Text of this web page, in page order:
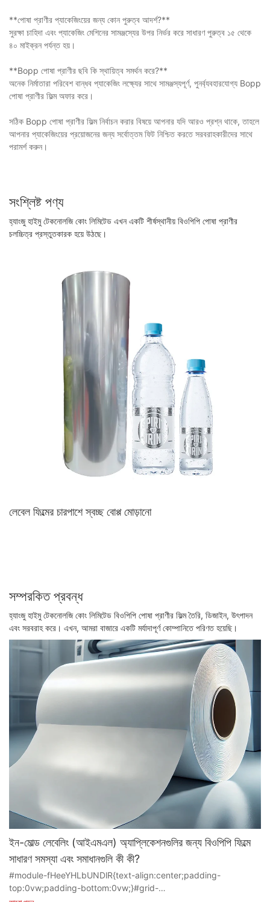
**পোষা প্রাণীর প্যাকেজিংয়ের জন্য কোন পুরুত্ব আদর্শ?**
সুরক্ষা চাহিদা এবং প্যাকেজিং মেশিনের সামঞ্জস্যের উপর নির্ভর করে সাধারণ পুরুত্ব ১৫ থেকে
৪০ মাইক্রন পর্যন্ত হয়।
**Bopp পোষা প্রাণীর ছবি কি স্থায়িত্ব সমর্থন করে?**
অনেক নির্মাতারা পরিবেশ বান্ধব প্যাকেজিং লক্ষ্যের সাথে সামঞ্জস্যপূর্ণ, পুনর্ব্যবহারযোগ্য Bopp
পোষা প্রাণীর ফিল্ম অফার করে।
সঠিক Bopp পোষা প্রাণীর ফিল্ম নির্বাচন করার বিষয়ে আপনার যদি আরও প্রশ্ন থাকে, তাহলে
আপনার প্যাকেজিংয়ের প্রয়োজনের জন্য সর্বোত্তম ফিট নিশ্চিত করতে সরবরাহকারীদের সাথে
পরামর্শ করুন।
সংশ্লিষ্ট পণ্য
হ্যাংজু হাইমু টেকনোলজি কোং লিমিটেড এখন একটি শীর্ষস্থানীয় বিওপিপি পোষা প্রাণীর
চলচ্চিত্র প্রস্তুতকারক হয়ে উঠছে।
লেবেল ফিল্মের চারপাশে স্বচ্ছ বোপ্প ​​মোড়ানো
সম্পরকিত প্রবন্ধ
হ্যাংজু হাইমু টেকনোলজি কোং লিমিটেড বিওপিপি পোষা প্রাণীর ফিল্ম তৈরি, ডিজাইন, উৎপাদন
এবং সরবরাহ করে। এখন, আমরা বাজারে একটি মর্যাদাপূর্ণ কোম্পানিতে পরিণত হয়েছি।
ইন-মোল্ড লেবেলিং (আইএমএল) অ্যাপ্লিকেশনগুলির জন্য বিওপিপি ফিল্মে
সাধারণ সমস্যা এবং সমাধানগুলি কী কী?
#module-fHeeYHLbUNDlR{text-align:center;padding-
top:0vw;padding-bottom:0vw;}#grid-